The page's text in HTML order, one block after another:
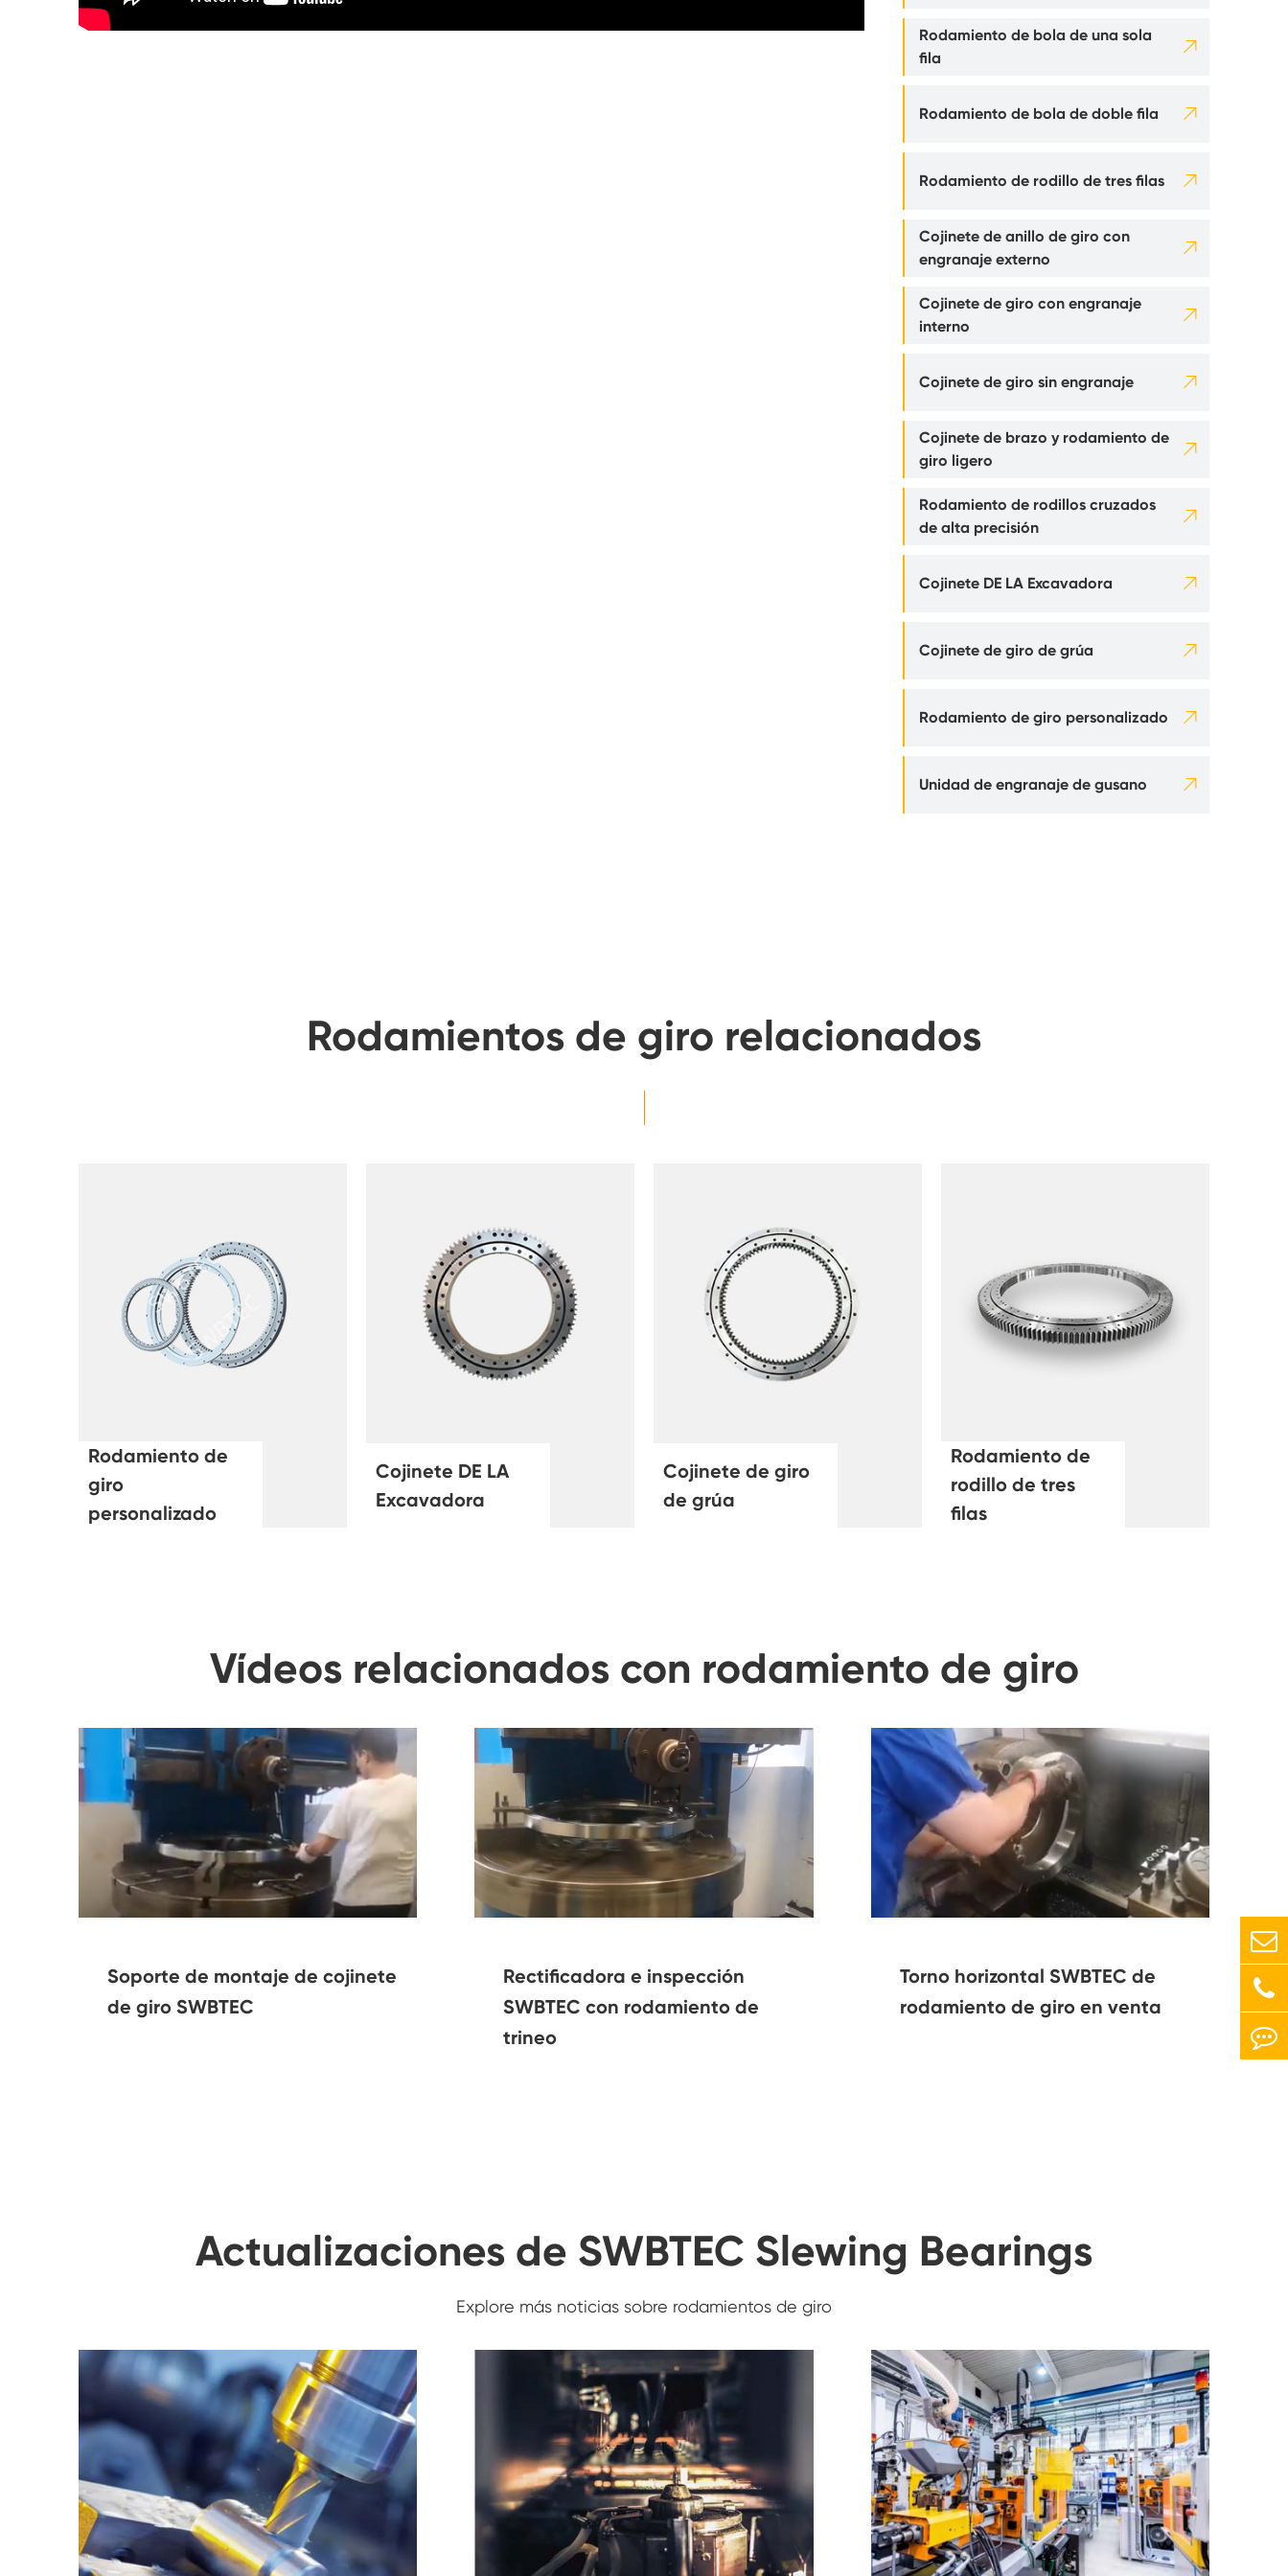
Rodamiento de bola de una sola
fila

Rodamiento de bola de doble fila 
Rodamiento de rodillo de tres filas 
Cojinete de anillo de giro con
engranaje externo

Cojinete de giro con engranaje
interno

Cojinete de giro sin engranaje 
Cojinete de brazo y rodamiento de
giro ligero

Rodamiento de rodillos cruzados
de alta precisión

Cojinete DE LA Excavadora 
Cojinete de giro de grúa 
Rodamiento de giro personalizado 
Unidad de engranaje de gusano 
Rodamientos de giro relacionados
Rodamiento de
giro
personalizado
Cojinete DE LA
Excavadora
Cojinete de giro
de grúa
Rodamiento de
rodillo de tres
filas
Vídeos relacionados con rodamiento de giro
Soporte de montaje de cojinete
de giro SWBTEC
Rectificadora e inspección
SWBTEC con rodamiento de
trineo
Torno horizontal SWBTEC de
rodamiento de giro en venta
Actualizaciones de SWBTEC Slewing Bearings
Explore más noticias sobre rodamientos de giro